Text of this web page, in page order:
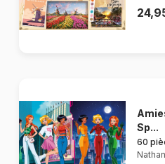
Sp...
60
Nathan